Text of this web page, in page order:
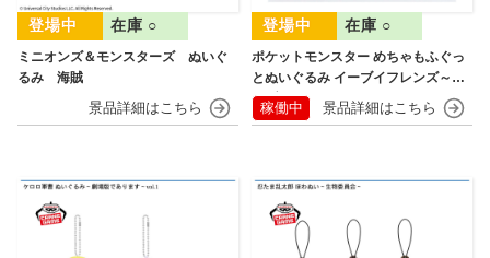
ミニオンズ＆モンスターズ ぬいぐ
るみ 海賊
在庫 ○
ポケットモンスター めちゃもふぐっ
とぬいぐるみ イーブイフレンズ～イ
ーブイ～おひるねver.
在庫 ○
稼働中